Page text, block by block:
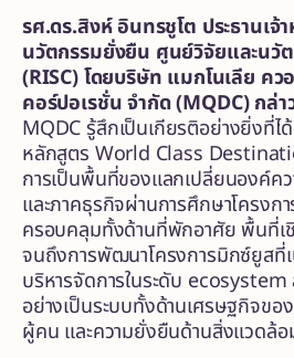
รศ.ดร.สิงห์ อินทรชูโต ประธานเจ้
นวัตกรรมยั่งยืน ศูนย์วิจัยและนวั
(RISC) โดยบริษัท แมกโนเลีย ค
คอร์ปอเรชั่น จำกัด (MQDC) กล่า
MQDC รู้สึกเป็นเกียรติอย่างยิ่งที่
หลักสูตร World Class
การเป็นพื้นที่ของแลกเปลี่ยนองค์คว
และภาคธุรกิจผ่านการศึกษาโครงก
ครอบคลุมทั้งด้านที่พักอาศัย พื้นที่เ
จนถึงการพัฒนาโครงการมิกซ์ยูสที่
บริหารจัดการในระดับ ecosystem
อย่างเป็นระบบทั้งด้านเศรษฐกิจข
ผู้คน และความยั่งยืนด้านสิ่งแวดล้อ